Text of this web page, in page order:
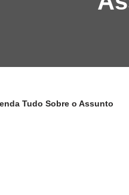
Tudo Sobre o Assunto